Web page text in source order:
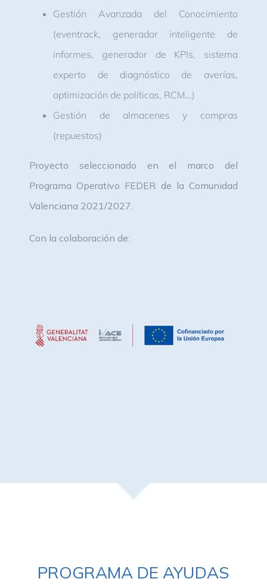
Gestión Avanzada del Conocimiento
(eventrack, generador inteligente de
informes, generador de KPIs, sistema
experto de diagnóstico de averías,
optimización de políticas, RCM…)
Gestión de almacenes y compras
(repuestos)
Proyecto seleccionado en el marco del
Programa Operativo FEDER de la Comunidad
Valenciana 2021/2027.
Con la colaboración de:
PROGRAMA DE AYUDAS